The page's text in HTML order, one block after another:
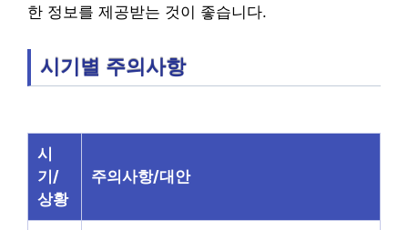
한 정보를 제공받는 것이 좋습니다.
시기별 주의사항
시
기/
상황
주의사항/대안